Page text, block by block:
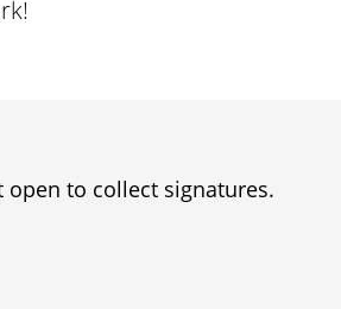
to collect signatures.